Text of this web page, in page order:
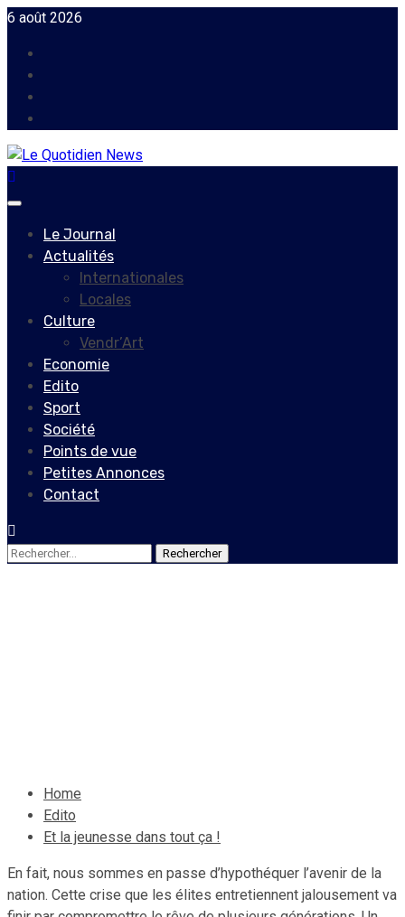
Skip
content
6 août 2026
Primary
Le Journal
Actualités
Internationales
Locales
Culture
Vendr’Art
Economie
Edito
Sport
Société
Points de vue
Petites Annonces
Contact
Rechercher :
Home
Edito
Et la jeunesse dans tout ça !
En fait, nous sommes en passe d’hypothéquer l’avenir de la
nation. Cette crise que les élites entretiennent jalousement va